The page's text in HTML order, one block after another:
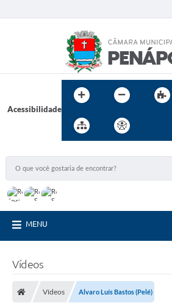
Acessibilidade
MENU
Vídeos
Vídeos Alvaro Luís Bastos (Pelé)